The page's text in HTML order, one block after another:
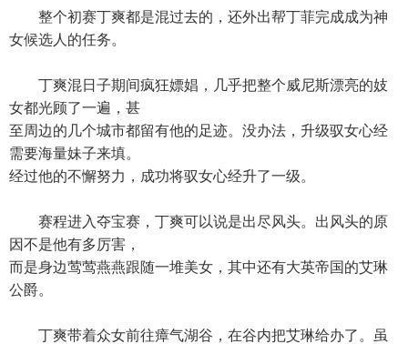
整个初赛丁爽都是混过去的，还外出帮丁菲完成成为神
女候选人的任务。
丁爽混日子期间疯狂嫖娼，几乎把整个威尼斯漂亮的妓
女都光顾了一遍，甚
至周边的几个城市都留有他的足迹。没办法，升级驭女心经
需要海量妹子来填。
经过他的不懈努力，成功将驭女心经升了一级。
赛程进入夺宝赛，丁爽可以说是出尽风头。出风头的原
因不是他有多厉害，
而是身边莺莺燕燕跟随一堆美女，其中还有大英帝国的艾琳
公爵。
丁爽带着众女前往瘴气湖谷，在谷内把艾琳给办了。虽